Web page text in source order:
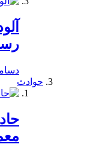
دسامبر 24,
حوادث